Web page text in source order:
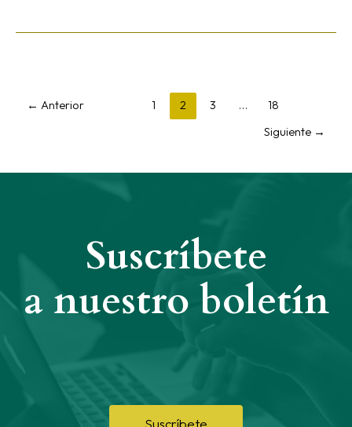
← Anterior 1 2 3 …
18
Siguiente →
Suscríbete
Suscríbete
a nuestro boletín